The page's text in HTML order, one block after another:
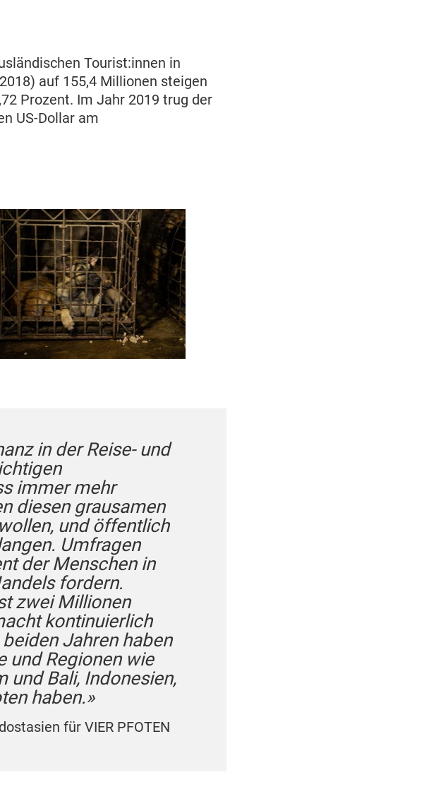
Tourist:innen in
auf 155,4 Millionen steigen
Prozent. Im Jahr 2019 trug der
US-Dollar am
in der Reise- und
immer mehr
diesen grausamen
und öffentlich
Umfragen
der Menschen in
fordern.
zwei Millionen
kontinuierlich
Jahren haben
und Regionen wie
und Bali, Indonesien,
haben.»
für VIER PFOTEN